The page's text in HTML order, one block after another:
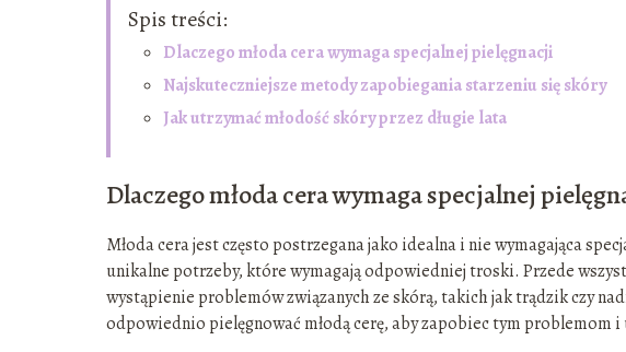
Spis treści:
Dlaczego młoda cera wymaga specjalnej pielęgnacji
Najskuteczniejsze metody zapobiegania starzeniu się skóry
Jak utrzymać młodość skóry przez długie lata
Dlaczego młoda cera wymaga specjalnej
Młoda cera jest często postrzegana jako idealna i nie wymagająca
unikalne potrzeby, które wymagają odpowiedniej troski. Przede
wystąpienie problemów związanych ze skórą, takich jak trądzik czy
odpowiednio pielęgnować młodą cerę, aby zapobiec tym problemom i